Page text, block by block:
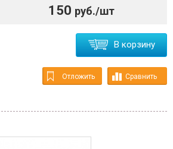
150 руб./шт
В корзину
Отложить Сравнить